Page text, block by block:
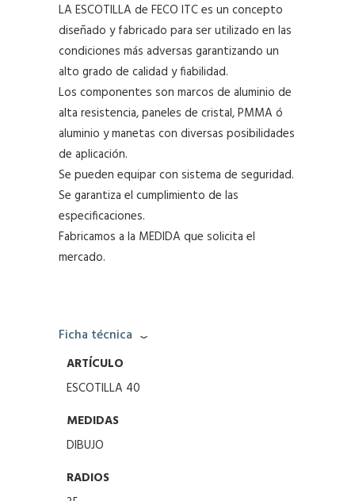
LA ESCOTILLA de FECO ITC es un concepto
diseñado y fabricado para ser utilizado en las
condiciones más adversas garantizando un
alto grado de calidad y fiabilidad.
Los componentes son marcos de aluminio de
alta resistencia, paneles de cristal, PMMA ó
aluminio y manetas con diversas posibilidades
de aplicación.
Se pueden equipar con sistema de seguridad.
Se garantiza el cumplimiento de las
especificaciones.
Fabricamos a la MEDIDA que solicita el
mercado.
Ficha técnica
ARTÍCULO
ESCOTILLA 40
MEDIDAS
DIBUJO
RADIOS